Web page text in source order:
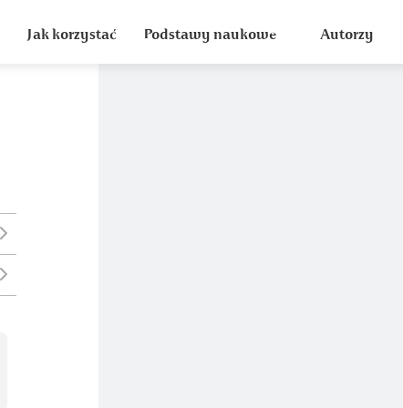
Jak korzystać Podstawy naukowe Autorzy